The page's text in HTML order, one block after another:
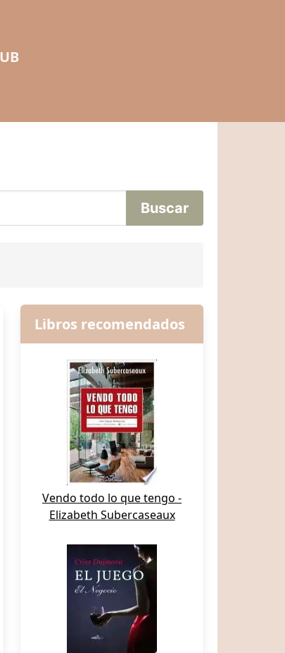
Libros recomendados
Vendo todo lo que tengo -
Elizabeth Subercaseaux